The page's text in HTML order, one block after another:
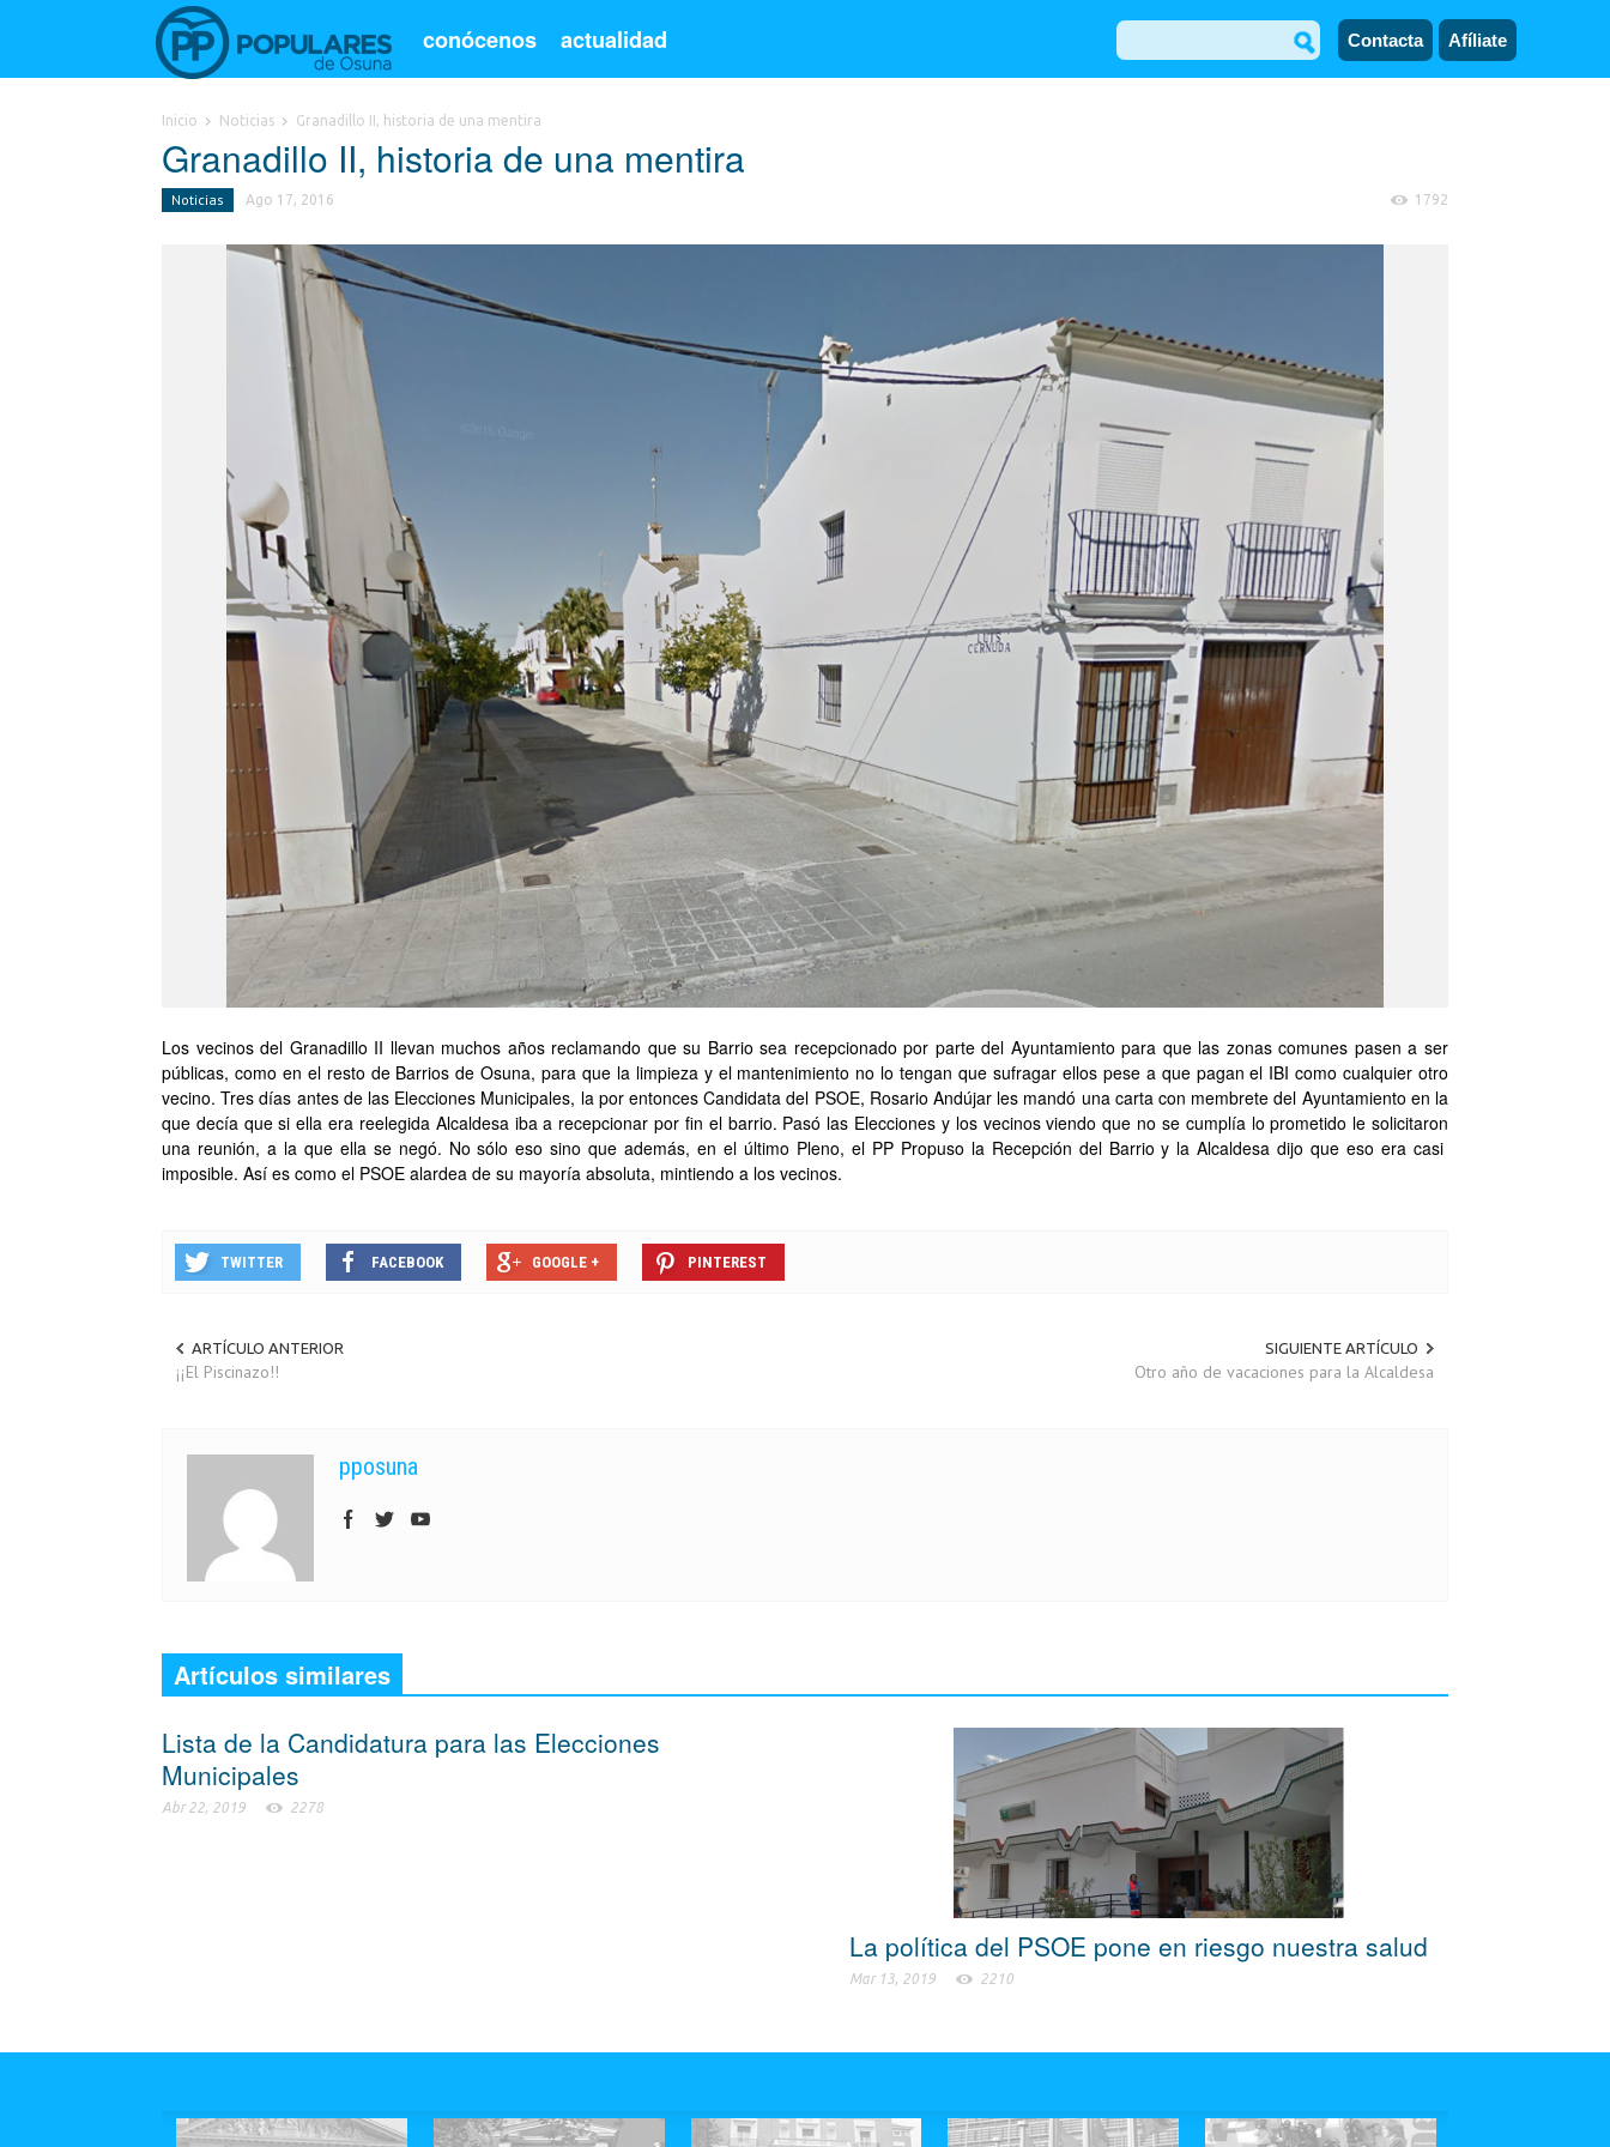
conócenos actualidad Contacta Afíliate
Inicio Noticias Granadillo II, historia de una mentira
Granadillo II, historia de una mentira
Noticias Ago 17, 2016 1792
Los vecinos del Granadillo II llevan muchos años reclamando que su Barrio sea recepcionado por parte del Ayuntamiento para que las zonas comunes pasen a ser
públicas, como en el resto de Barrios de Osuna, para que la limpieza y el mantenimiento no lo tengan que sufragar ellos pese a que pagan el IBI como cualquier otro
vecino. Tres días antes de las Elecciones Municipales, la por entonces Candidata del PSOE, Rosario Andújar les mandó una carta con membrete del Ayuntamiento en la
que decía que si ella era reelegida Alcaldesa iba a recepcionar por fin el barrio. Pasó las Elecciones y los vecinos viendo que no se cumplía lo prometido le solicitaron
una reunión, a la que ella se negó. No sólo eso sino que además, en el último Pleno, el PP Propuso la Recepción del Barrio y la Alcaldesa dijo que eso era casi
imposible. Así es como el PSOE alardea de su mayoría absoluta, mintiendo a los vecinos.
TWITTER FACEBOOK GOOGLE + PINTEREST
ARTÍCULO ANTERIOR
¡¡El Piscinazo!!
SIGUIENTE ARTÍCULO
Otro año de vacaciones para la Alcaldesa
pposuna
Artículos similares
Lista de la Candidatura para las Elecciones
Municipales
Abr 22, 2019 2278
La política del PSOE pone en riesgo nuestra salud
Mar 13, 2019 2210